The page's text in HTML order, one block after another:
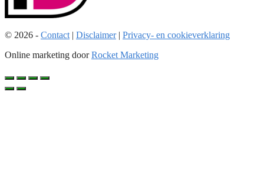
© 2026 - Contact | Disclaimer| Privacy- en cookieverklaring
Online marketing doorRocket Marketing